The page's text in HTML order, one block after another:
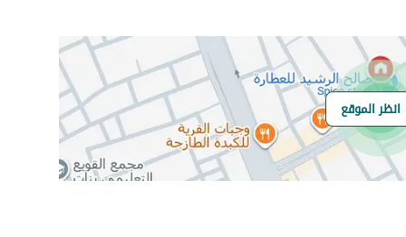
هل يوجد اي التزام
على العقار ؟
مطابقة لكود البناء
انظر الموقع